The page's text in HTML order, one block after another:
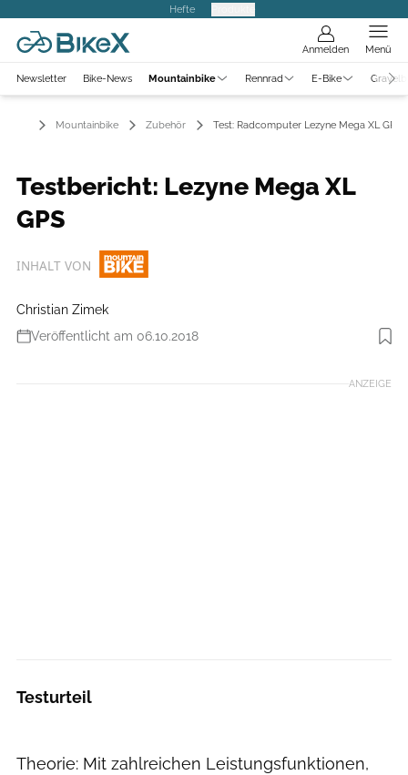
Hefte
Anmelden Menü
Newsletter Bike-News Mountainbike Rennrad E-Bike
Mountainbike Zubehör Test: Radcomputer Lezyne Mega XL GPS
Testbericht: Lezyne Mega XL
GPS
INHALT VON
Christian Zimek
Veröffentlicht am 06.10.2018
Foto: Benjamin Hahn Fotografie
ANZEIGE
Testurteil
Theorie: Mit zahlreichen Leistungsfunktionen,